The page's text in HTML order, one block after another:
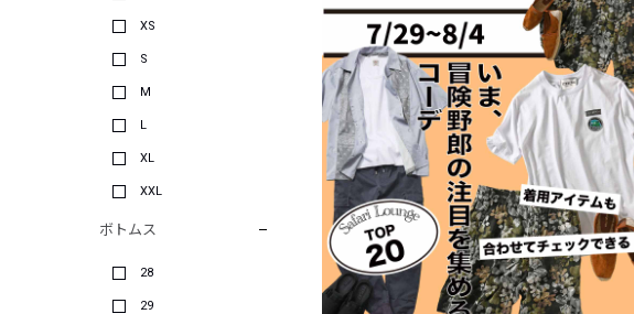
XS
S
M
L
XL
XXL
ボトムス
28
29